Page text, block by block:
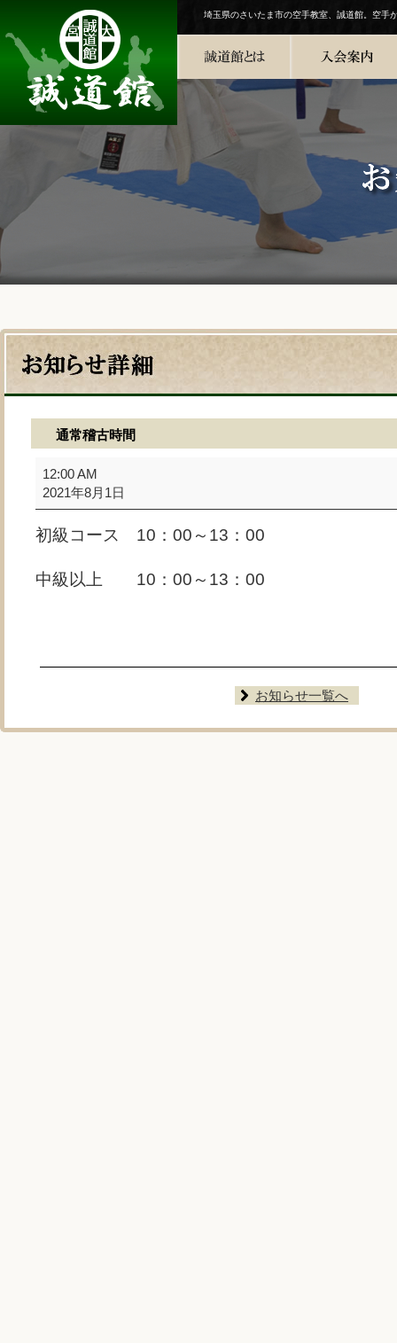
埼玉県のさいたま市の空手教室、誠道館。空手
通常稽古時間
通
常
時
12:00 AM
2021年8月1日
初級コース 10：00～13：00
中級以上 10：00～13：00
お知らせ一覧へ